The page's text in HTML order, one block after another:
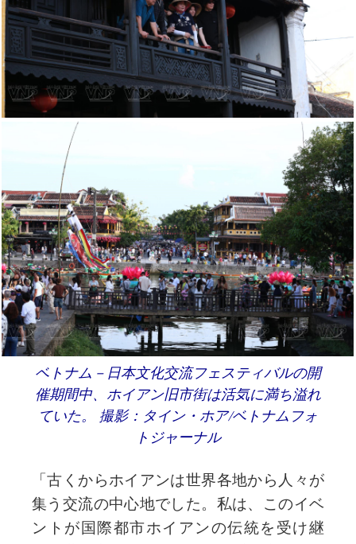
ベトナム－日本文化交流フェスティバルの開
催期間中、ホイアン旧市街は活気に満ち溢れ
ていた。 撮影：タイン・ホア/ベトナムフォ
トジャーナル
「古くからホイアンは世界各地から人々が
集う交流の中心地でした。私は、このイベ
ントが国際都市ホイアンの伝統を受け継